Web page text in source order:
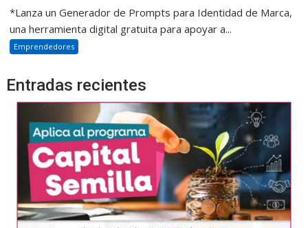
*Lanza un Generador de Prompts para Identidad de Marca,
una herramienta digital gratuita para apoyar a...
Emprendedores
Entradas recientes